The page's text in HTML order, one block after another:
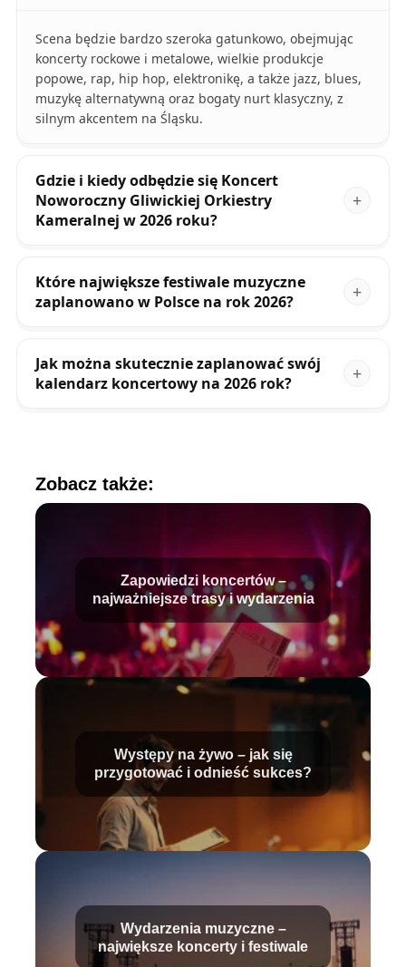
Scena będzie bardzo szeroka gatunkowo, obejmując
koncerty rockowe i metalowe, wielkie produkcje
popowe, rap, hip hop, elektronikę, a także jazz, blues,
muzykę alternatywną oraz bogaty nurt klasyczny, z
silnym akcentem na Śląsku.
Gdzie i kiedy odbędzie się Koncert
Noworoczny Gliwickiej Orkiestry
Kameralnej w 2026 roku?
Które największe festiwale muzyczne
zaplanowano w Polsce na rok 2026?
Jak można skutecznie zaplanować swój
kalendarz koncertowy na 2026 rok?
Zobacz także:
Zapowiedzi koncertów –
najważniejsze trasy i wydarzenia
Występy na żywo – jak się
przygotować i odnieść sukces?
Wydarzenia muzyczne –
największe koncerty i festiwale